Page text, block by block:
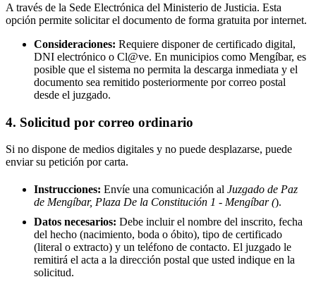
A través de la Sede Electrónica del Ministerio de Justicia. Esta
opción permite solicitar el documento de forma gratuita por internet.
Consideraciones: Requiere disponer de certificado digital,
DNI electrónico o Cl@ve. En municipios como Mengíbar, es
posible que el sistema no permita la descarga inmediata y el
documento sea remitido posteriormente por correo postal
desde el juzgado.
4. Solicitud por correo ordinario
Si no dispone de medios digitales y no puede desplazarse, puede
enviar su petición por carta.
Instrucciones: Envíe una comunicación al Juzgado de Paz
de Mengíbar, Plaza De la Constitución 1 - Mengíbar ().
Datos necesarios: Debe incluir el nombre del inscrito, fecha
del hecho (nacimiento, boda o óbito), tipo de certificado
(literal o extracto) y un teléfono de contacto. El juzgado le
remitirá el acta a la dirección postal que usted indique en la
solicitud.